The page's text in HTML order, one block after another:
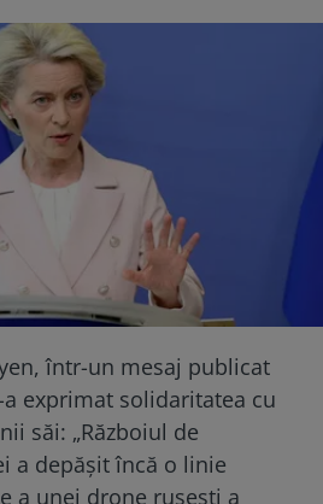
într-un mesaj publicat
exprimat solidaritatea cu
săi: „Războiul de
a depășit încă o linie
a unei drone rusești a